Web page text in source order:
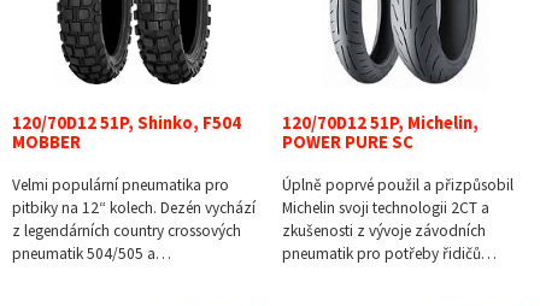
120/70D12 51P, Shinko, F504
MOBBER
Velmi populární pneumatika pro
pitbiky na 12“ kolech. Dezén vychází
z legendárních country crossových
pneumatik 504/505 a…
120/70D12 51P, Michelin,
POWER PURE SC
Úplně poprvé použil a přizpůsobil
Michelin svoji technologii 2CT a
zkušenosti z vývoje závodních
pneumatik pro potřeby řidičů…